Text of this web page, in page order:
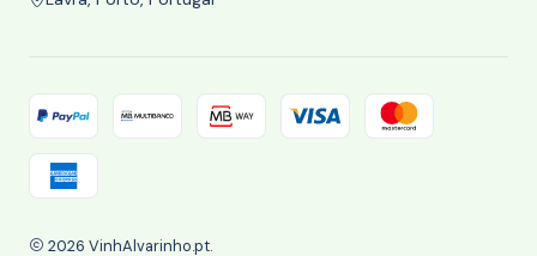
2026 VinhAlvarinho.pt.